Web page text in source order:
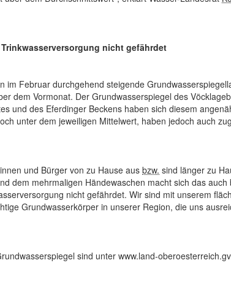
nicht gefährdet
im Februar durchgehend steigende
dem Vormonat. Der Grundwasserspiegel des
und des Eferdinger Beckens haben sich diesem
unter dem jeweiligen Mittelwert, haben jedoch auch
und Bürger von zu Hause aus bzw. sind länger zu
dem mehrmaligen Händewaschen macht sich das auch
nicht gefährdet. Wir sind mit unserem
Grundwasserkörper in unserer Region, die uns
sind unter www.land-